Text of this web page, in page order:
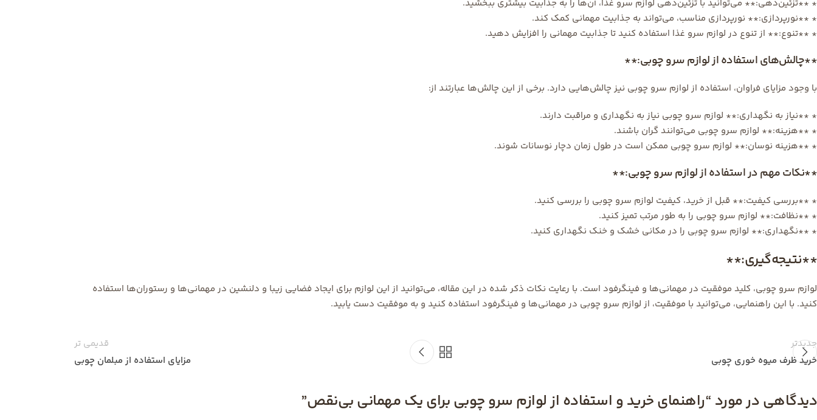
* **تزئین‌دهی:** می‌توانید با تزئین‌دهی لوازم سرو غذا، آن‌ها را به جذابیت بیشتری ببخشید.
* **نورپردازی:** نورپردازی مناسب، می‌تواند به جذابیت مهمانی کمک کند.
* **تنوع:** از تنوع در لوازم سرو غذا استفاده کنید تا جذابیت مهمانی را افزایش دهید.
**چالش‌های استفاده از لوازم سرو چوبی:**
با وجود مزایای فراوان، استفاده از لوازم سرو چوبی نیز چالش‌هایی دارد. برخی از این چالش‌ها عبارتند از:
* **نیاز به نگهداری:** لوازم سرو چوبی نیاز به نگهداری و مراقبت دارند.
* **هزینه:** لوازم سرو چوبی می‌توانند گران باشند.
* **هزینه نوسان:** لوازم سرو چوبی ممکن است در طول زمان دچار نوسانات شوند.
**نکات مهم در استفاده از لوازم سرو چوبی:**
* **بررسی کیفیت:** قبل از خرید، کیفیت لوازم سرو چوبی را بررسی کنید.
* **نظافت:** لوازم سرو چوبی را به طور مرتب تمیز کنید.
* **نگهداری:** لوازم سرو چوبی را در مکانی خشک و خنک نگهداری کنید.
**نتیجه‌گیری:**
لوازم سرو چوبی، کلید موفقیت در مهمانی‌ها و فینگرفود است. با رعایت نکات ذکر شده در این مقاله، می‌توانید از این لوازم برای ایجاد فضایی زیبا و دلنشین در مهمانی‌ها و رستوران‌ها استفاده
کنید. با این راهنمایی، می‌توانید با موفقیت، از لوازم سرو چوبی در مهمانی‌ها و فینگرفود استفاده کنید و به موفقیت دست یابید.
جدیدتر
خرید ظرف میوه خوری چوبی
قدیمی تر
مزایای استفاده از مبلمان چوبی
دیدگاهی در مورد “راهنمای خرید و استفاده از لوازم سرو چوبی برای یک مهمانی بی‌نقص”